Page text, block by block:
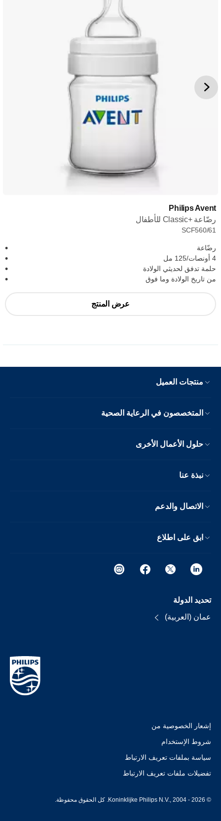
Philips Avent
رضّاعة Classic+‎ للأطفال
SCF560/61
رضّاعة
4 أونصات/125 مل
حلمة تدفق لحديثي الولادة
من تاريخ الولادة وما فوق
عرض المنتج
منتجات العميل
المتخصصون في الرعاية الصحية
حلول الأعمال الأخرى
نبذة عنا
الاتصال والدعم
ابق على اطلاع
تحديد الدولة
عمان (العربية)
إشعار الخصوصية من
شروط الإستخدام
سياسة بملفات تعريف الارتباط
تفضيلات ملفات تعريف الارتباط
© Koninklijke Philips N.V., 2004 - 2026. كل الحقوق محفوظة.